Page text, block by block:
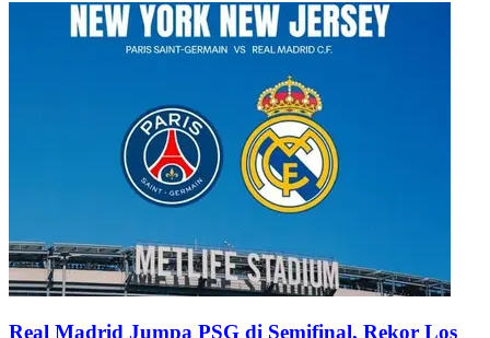
Real Madrid Jumpa PSG di Semifinal, Rekor Los